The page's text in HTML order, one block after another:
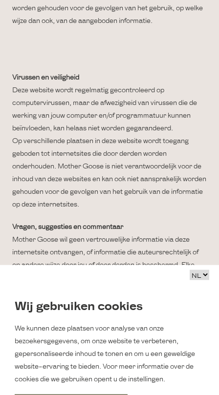
worden gehouden voor de gevolgen van het gebruik, op welke
wijze dan ook, van de aangeboden informatie.
Virussen en veiligheid
Deze website wordt regelmatig gecontroleerd op
computervirussen, maar de afwezigheid van virussen die de
werking van jouw computer en/of programmatuur kunnen
beïnvloeden, kan helaas niet worden gegarandeerd.
Op verschillende plaatsen in deze website wordt toegang
geboden tot internetsites die door derden worden
onderhouden. Mother Goose is niet verantwoordelijk voor de
inhoud van deze websites en kan ook niet aansprakelijk worden
gehouden voor de gevolgen van het gebruik van de informatie
op deze internetsites.
Vragen, suggesties en commentaar
Mother Goose wil geen vertrouwelijke informatie via deze
internetsite ontvangen, of informatie die auteursrechtelijk of
op andere wijze door jou of door derden is beschermd. Elke
vorm van informatie, in de vorm van suggesties, ideeën, etc.
gezien als niet-vertrouwelijk en vrij van eigendomsrechten.
Mother Goose behoudt zich het recht voor de door
jou gezonden informatie te gebruiken, te reproduceren, te
wijzigen, te demonstreren, door te geven en te distribueren,
ongeacht het doel.
Door Mother Goose verzonden e-mail
Wij gebruiken cookies
We kunnen deze plaatsen voor analyse van onze
bezoekersgegevens, om onze website te verbeteren,
gepersonaliseerde inhoud te tonen en om u een geweldige
website-ervaring te bieden. Voor meer informatie over de
cookies die we gebruiken opent u de instellingen.